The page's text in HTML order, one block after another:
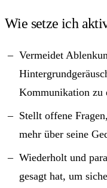
Wie setze ich
Vermeidet
Kommunikation zu
Stellt offene
mehr über seine
Wiederholt und
gesagt hat, um